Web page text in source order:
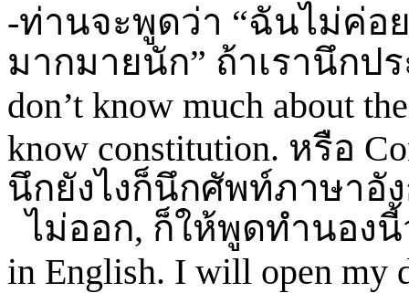
-ท่านจะพูดว่า “ฉันไม่ค่อ
มากมายนัก” ถ้าเรานึก
don’t know much about
know constitution. หรือ
นึกยังไงก็นึกศัพท์ภาษาอั
ไม่ออก, ก็ให้พูดทำนองนี้
in English. I will open my